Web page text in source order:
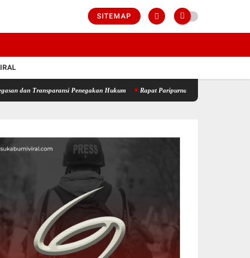
SITEMAP
Penegakan Hukum Rapat Paripurna DPRD Sukabumi Sahkan KUA-